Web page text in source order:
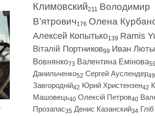
Климовский211 Володимир
В’ятрович176 Олена
Алексей Копытько139 Ramis
Віталій Портников99 Иван
Вовнянко73 Валентина Емінова59
Данильченко52 Сергей Ауслендер49
Завгородній42 Юрий Христензен42
Машовець40 Олексій Петров40
Прозапас35 Денис Казанский34